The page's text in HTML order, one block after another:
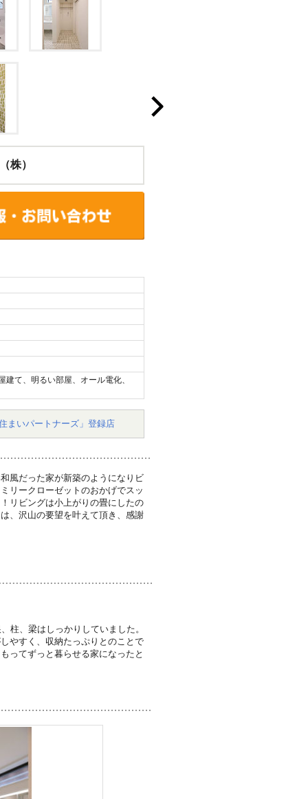
株）
建て、明るい部屋、オール電化、
まいパートナーズ」登録店
風だった家が新築のようになりビ
リークローゼットのおかげでスッ
リビングは小上がりの畳にしたの
、沢山の要望を叶えて頂き、感謝
柱、梁はしっかりしていました。
やすく、収納たっぷりとのことで
ってずっと暮らせる家になったと